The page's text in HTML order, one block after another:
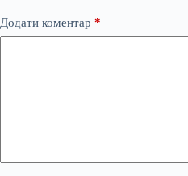
Додати коментар *